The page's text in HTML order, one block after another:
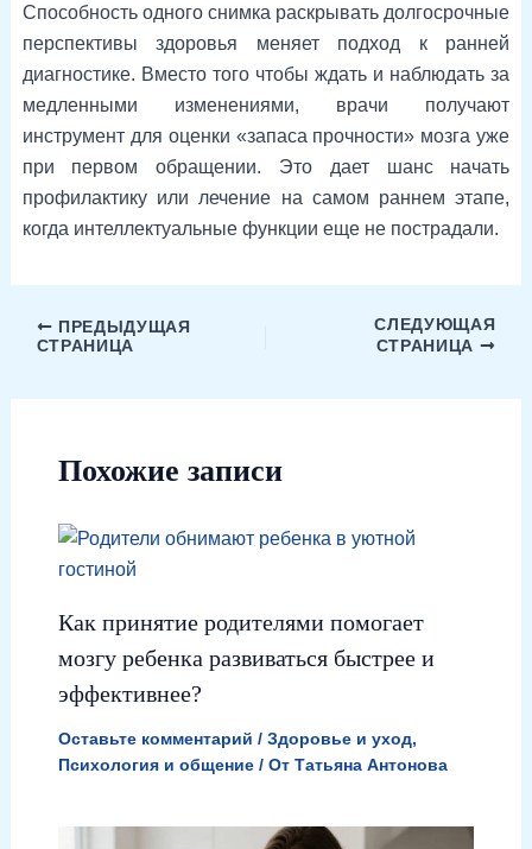
Способность одного снимка раскрывать долгосрочные
перспективы здоровья меняет подход к ранней
диагностике. Вместо того чтобы ждать и наблюдать за
медленными изменениями, врачи получают
инструмент для оценки «запаса прочности» мозга уже
при первом обращении. Это дает шанс начать
профилактику или лечение на самом раннем этапе,
когда интеллектуальные функции еще не пострадали.
ПРЕДЫДУЩАЯ
СТРАНИЦА
СЛЕДУЮЩАЯ
СТРАНИЦА
Похожие записи
Как принятие родителями помогает
мозгу ребенка развиваться быстрее и
эффективнее?
Оставьте комментарий / Здоровье и уход,
Психология и общение/ От Татьяна Антонова